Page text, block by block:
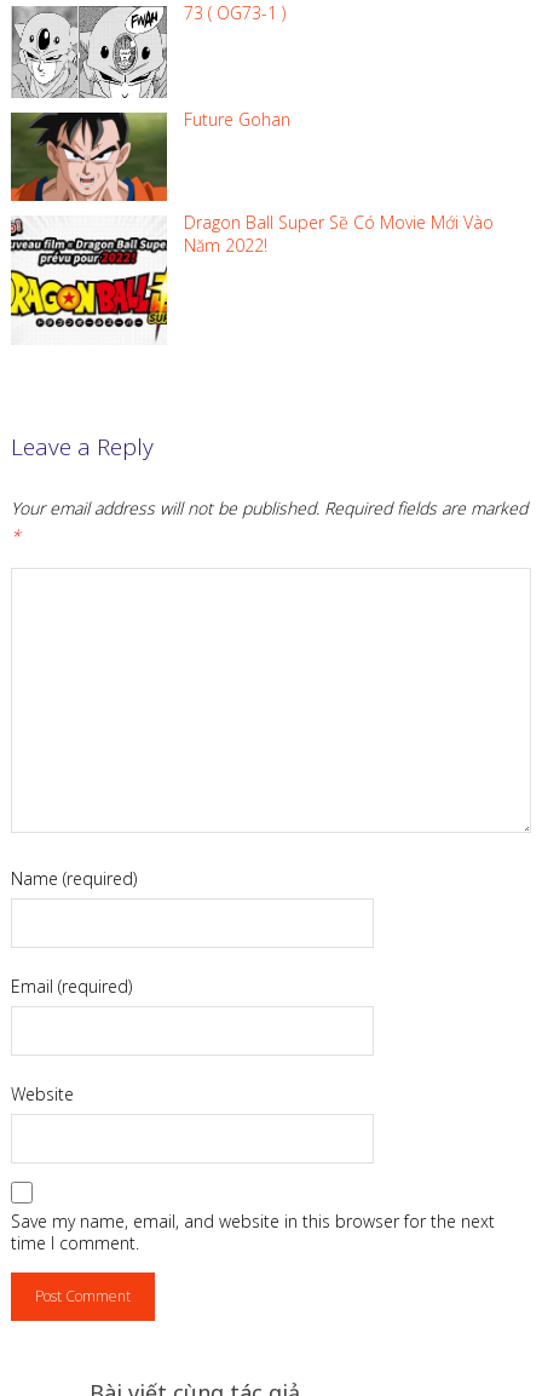
73 ( OG73-1 )
Future Gohan
Dragon Ball Super Sẽ Có Movie Mới Vào
Năm 2022!
Leave a Reply
Your email address will not be published. Required fields are marked
*
Name (required)
Email (required)
Website
Save my name, email, and website in this browser for the next
time I comment.